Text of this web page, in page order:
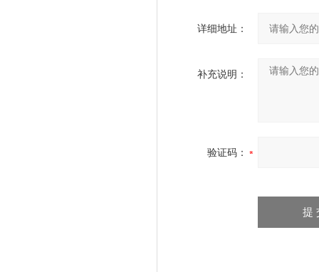
详细地址：
补充说明：
验证码：